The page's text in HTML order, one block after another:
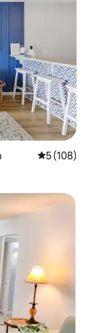
Évaluation
5 (108)